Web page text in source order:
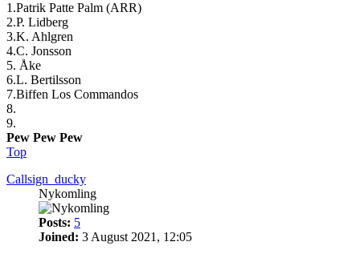
1.Patrik Patte Palm (ARR)
2.P. Lidberg
3.K. Ahlgren
4.C. Jonsson
5. Åke
6.L. Bertilsson
7.Biffen Los Commandos
8.
9.
Pew Pew Pew
Top
Callsign_ducky
Nykomling
Posts: 5
Joined: 3 August 2021, 12:05